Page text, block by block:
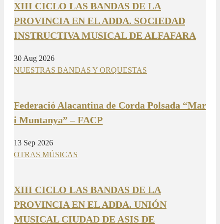
XIII CICLO LAS BANDAS DE LA
PROVINCIA EN EL ADDA. SOCIEDAD
INSTRUCTIVA MUSICAL DE ALFAFARA
30 Aug 2026
NUESTRAS BANDAS Y ORQUESTAS
Federació Alacantina de Corda Polsada “Mar
i Muntanya” – FACP
13 Sep 2026
OTRAS MÚSICAS
XIII CICLO LAS BANDAS DE LA
PROVINCIA EN EL ADDA. UNIÓN
MUSICAL CIUDAD DE ASIS DE